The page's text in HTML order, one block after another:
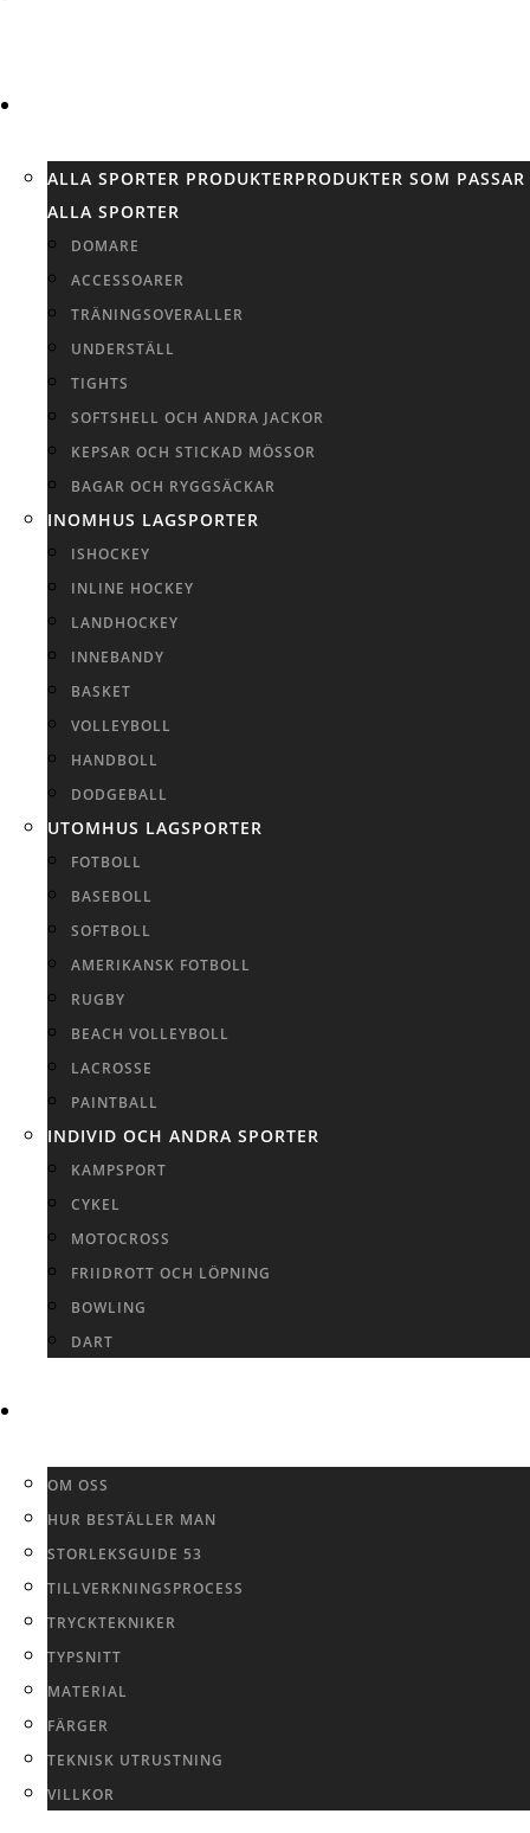
ALLA SPORTER PRODUKTERPRODUKTER SOM PASSAR
ALLA SPORTER
DOMARE
ACCESSOARER
TRÄNINGSOVERALLER
UNDERSTÄLL
TIGHTS
SOFTSHELL OCH ANDRA JACKOR
KEPSAR OCH STICKAD MÖSSOR
BAGAR OCH RYGGSÄCKAR
INOMHUS LAGSPORTER
ISHOCKEY
INLINE HOCKEY
LANDHOCKEY
INNEBANDY
BASKET
VOLLEYBOLL
HANDBOLL
DODGEBALL
UTOMHUS LAGSPORTER
FOTBOLL
BASEBOLL
SOFTBOLL
AMERIKANSK FOTBOLL
RUGBY
BEACH VOLLEYBOLL
LACROSSE
PAINTBALL
INDIVID OCH ANDRA SPORTER
KAMPSPORT
CYKEL
MOTOCROSS
FRIIDROTT OCH LÖPNING
BOWLING
DART
OM OSS
HUR BESTÄLLER MAN
STORLEKSGUIDE 53
TILLVERKNINGSPROCESS
TRYCKTEKNIKER
TYPSNITT
MATERIAL
FÄRGER
TEKNISK UTRUSTNING
VILLKOR